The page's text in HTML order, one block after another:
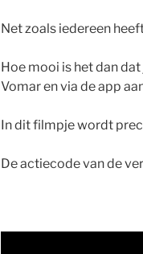
Net zoals iedereen
Hoe mooi is het dan
Vomar en via de app
In dit filmpje wordt
De actiecode van de